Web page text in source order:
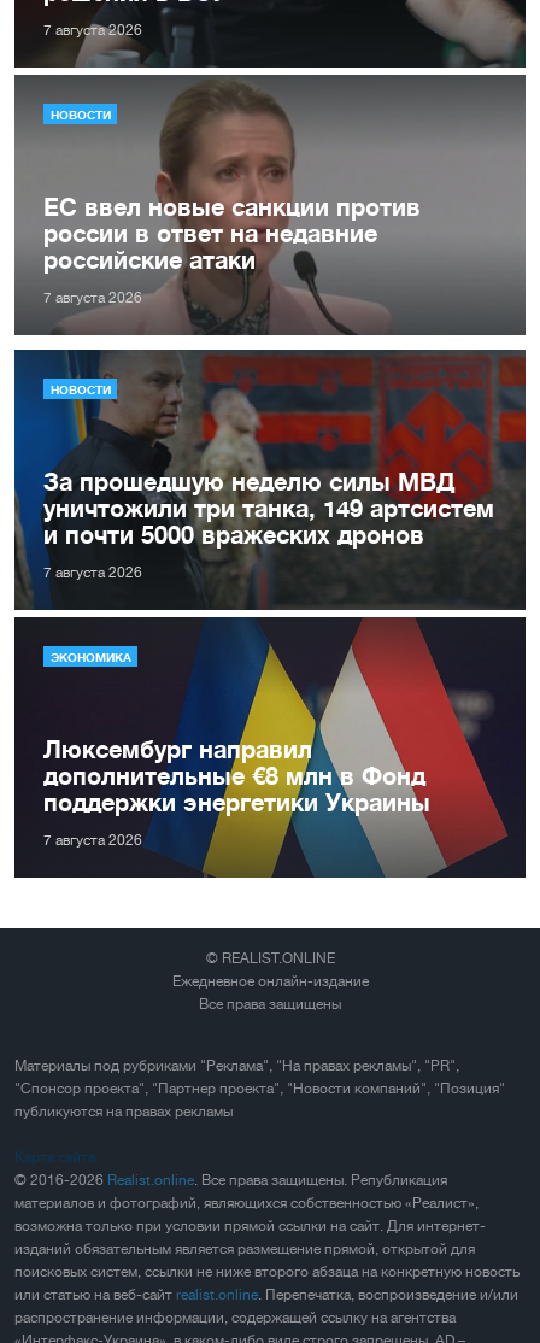
7 августа 2026
НОВОСТИ
ЕС ввел новые санкции против
россии в ответ на недавние
российские атаки
7 августа 2026
НОВОСТИ
За прошедшую неделю силы МВД
уничтожили три танка, 149 артсистем
и почти 5000 вражеских дронов
7 августа 2026
ЭКОНОМИКА
Люксембург направил
дополнительные €8 млн в Фонд
поддержки энергетики Украины
7 августа 2026
© REALIST.ONLINE
Ежедневное онлайн-издание
Все права защищены
Материалы под рубриками "Реклама", "На правах рекламы", "PR",
"Спонсор проекта", "Партнер проекта", "Новости компаний", "Позиция"
публикуются на правах рекламы
Карта сайта
© 2016-2026 Realist.online. Все права защищены. Републикация
материалов и фотографий, являющихся собственностью «Реалист»,
возможна только при условии прямой ссылки на сайт. Для интернет-
изданий обязательным является размещение прямой, открытой для
поисковых систем, ссылки не ниже второго абзаца на конкретную новость
или статью на веб-сайт realist.online. Перепечатка, воспроизведение и/или
распространение информации, содержащей ссылку на агентства